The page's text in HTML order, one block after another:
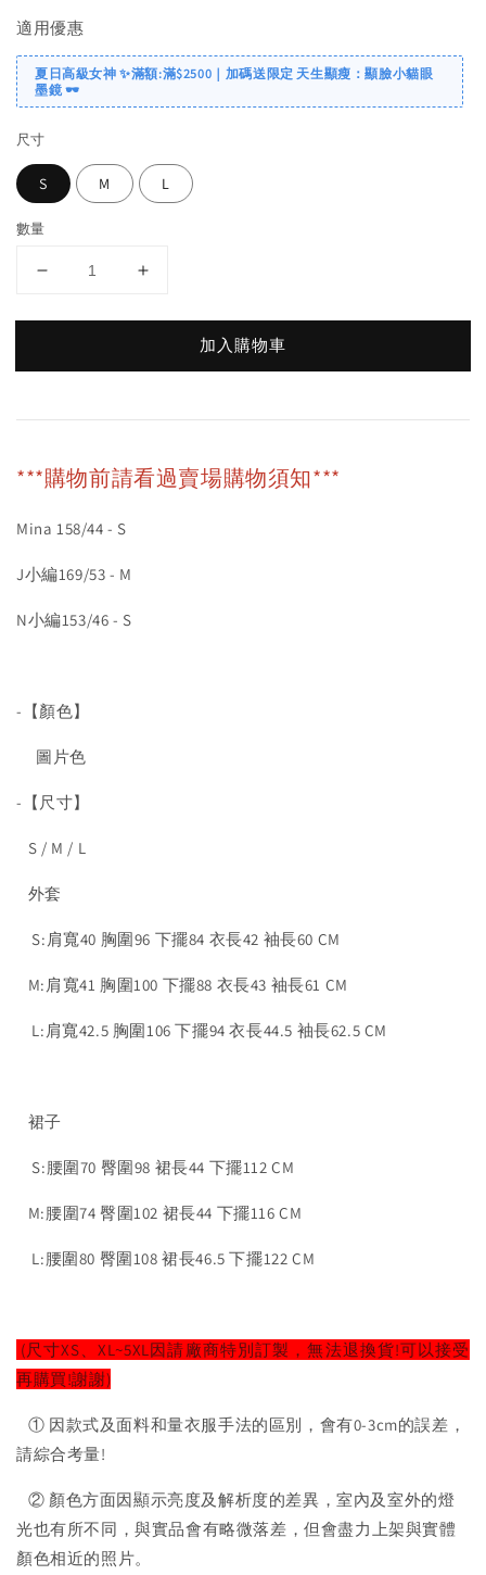
適用優惠
夏日高級女神 ✨滿額:滿$2500｜加碼送限定 天生顯瘦：顯臉小貓眼
墨鏡 🕶️
尺寸
S M L
數量
加入購物車
***購物前請看過賣場購物須知***
Mina 158/44 - S
J小編169/53 - M
N小編153/46 - S
-【顏色】
圖片色
-【尺寸】
S / M / L
外套
S:肩寬40 胸圍96 下擺84 衣長42 袖長60 CM
M:肩寬41 胸圍100 下擺88 衣長43 袖長61 CM
L:肩寬42.5 胸圍106 下擺94 衣長44.5 袖長62.5 CM
裙子
S:腰圍70 臀圍98 裙長44 下擺112 CM
M:腰圍74 臀圍102 裙長44 下擺116 CM
L:腰圍80 臀圍108 裙長46.5 下擺122 CM
(尺寸XS、XL~5XL因請廠商特別訂製，無法退換貨!可以接受
再購買!謝謝)
① 因款式及面料和量衣服手法的區別，會有0-3cm的誤差，
請綜合考量!
② 顏色方面因顯示亮度及解析度的差異，室內及室外的燈
光也有所不同，與實品會有略微落差，但會盡力上架與實體
顏色相近的照片。